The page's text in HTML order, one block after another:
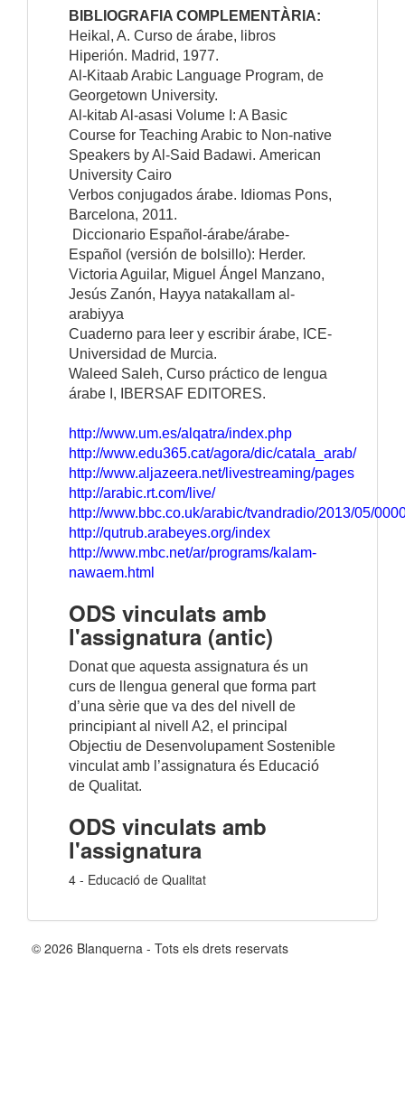
BIBLIOGRAFIA COMPLEMENTÀRIA:
Heikal, A. Curso de árabe, libros
Hiperión. Madrid, 1977.
Al-Kitaab Arabic Language Program, de
Georgetown University.
Al-kitab Al-asasi Volume I: A Basic
Course for Teaching Arabic to Non-native
Speakers by Al-Said Badawi. American
University Cairo
Verbos conjugados árabe. Idiomas Pons,
Barcelona, 2011.
Diccionario Español-árabe/árabe-
Español (versión de bolsillo): Herder.
Victoria Aguilar, Miguel Ángel Manzano,
Jesús Zanón, Hayya natakallam al-
arabiyya
Cuaderno para leer y escribir árabe, ICE-
Universidad de Murcia.
Waleed Saleh, Curso práctico de lengua
árabe I, IBERSAF EDITORES.
http://www.um.es/alqatra/index.php
http://www.edu365.cat/agora/dic/catala_arab/
http://www.aljazeera.net/livestreaming/pages
http://arabic.rt.com/live/
http://www.bbc.co.uk/arabic/tvandradio/2013/05/
http://qutrub.arabeyes.org/index
http://www.mbc.net/ar/programs/kalam-
nawaem.html
ODS vinculats amb
l'assignatura (antic)
Donat que aquesta assignatura és un
curs de llengua general que forma part
d’una sèrie que va des del nivell de
principiant al nivell A2, el principal
Objectiu de Desenvolupament Sostenible
vinculat amb l’assignatura és Educació
de Qualitat.
ODS vinculats amb
l'assignatura
4 - Educació de Qualitat
© 2026 Blanquerna - Tots els drets reservats